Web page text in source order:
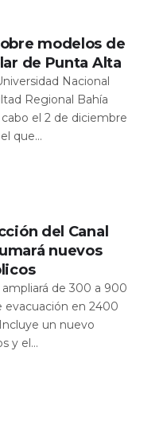
modelos de
de Punta Alta
Nacional
Regional Bahía
cabo el 2 de diciembre
que...
del Canal
nuevos
ampliará de 300 a 900
evacuación en 2400
un nuevo
y el...